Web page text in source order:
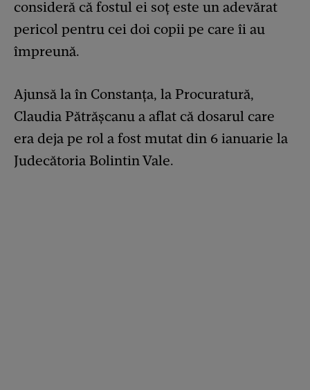
consideră că fostul ei soț este un adevărat
pericol pentru cei doi copii pe care îi au
împreună.
Ajunsă la în Constanța, la Procuratură,
Claudia Pătrășcanu a aflat că dosarul care
era deja pe rol a fost mutat din 6 ianuarie la
Judecătoria Bolintin Vale.